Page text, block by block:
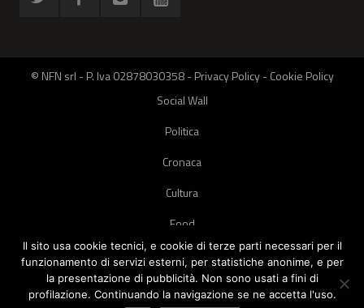
© NFN srl - P. Iva 02878030358 -Privacy Policy-Cookie Policy
Social Wall
Politica
Cronaca
Cultura
Food
Green
Pets
Il sito usa cookie tecnici, e cookie di terze parti necessari per il
funzionamento di servizi esterni, per statistiche anonime, e per
la presentazione di pubblicità. Non sono usati a fini di
profilazione. Continuando la navigazione se ne accetta l'uso.